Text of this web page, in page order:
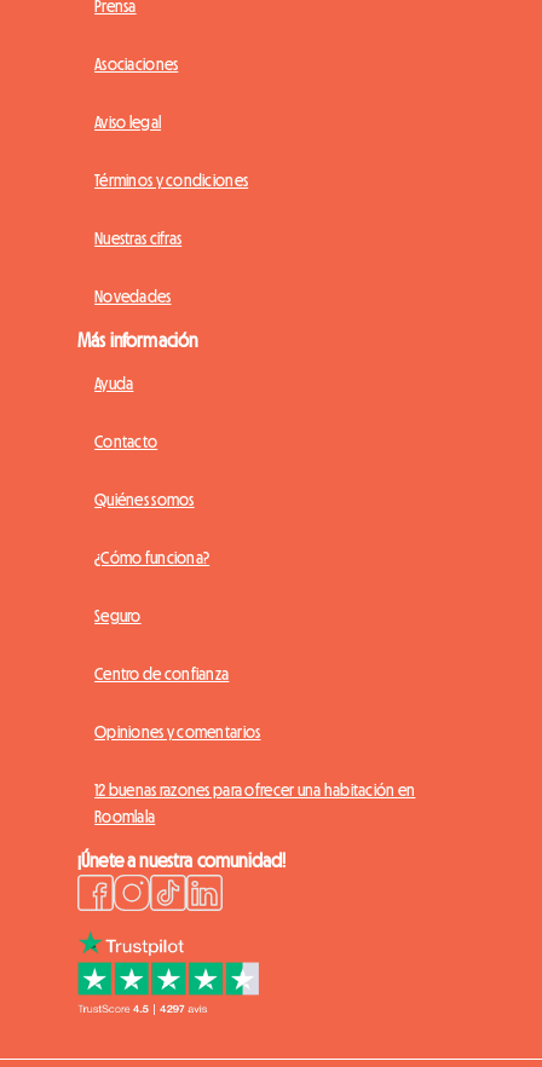
Prensa
Asociaciones
Aviso legal
Términos y condiciones
Nuestras cifras
Novedades
Más información
Ayuda
Contacto
Quiénes somos
¿Cómo funciona?
Seguro
Centro de confianza
Opiniones y comentarios
12 buenas razones para ofrecer una habitación en
Roomlala
¡Únete a nuestra comunidad!